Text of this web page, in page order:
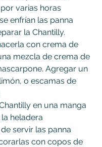
varias horas
enfrían las panna
la Chantilly.
con crema de
mezcla de crema de
Agregar un
o escamas de
en una manga
heladera
servir las panna
con copos de